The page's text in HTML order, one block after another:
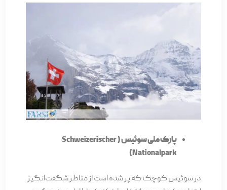
پارک ملی سوئیس ( Schweizerischer
Nationalpark)
در سوئیس کوچک که پر شده است از مناظر شگفت‌انگیز